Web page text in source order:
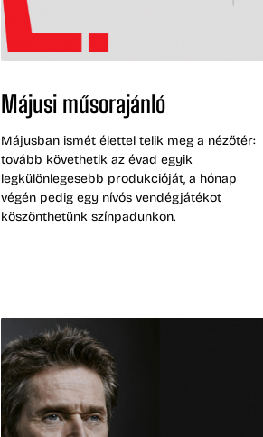
Májusi műsorajánló
Májusban ismét élettel telik meg a nézőtér:
tovább követhetik az évad egyik
legkülönlegesebb produkcióját, a hónap
végén pedig egy nívós vendégjátékot
köszönthetünk színpadunkon.